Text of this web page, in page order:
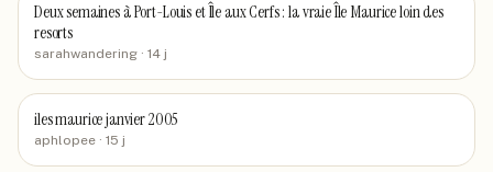
Deux semaines à Port-Louis et Île aux Cerfs : la vraie Île Maurice loin des
resorts
sarahwandering · 14 j
iles maurice janvier 2005
aphlopee · 15 j